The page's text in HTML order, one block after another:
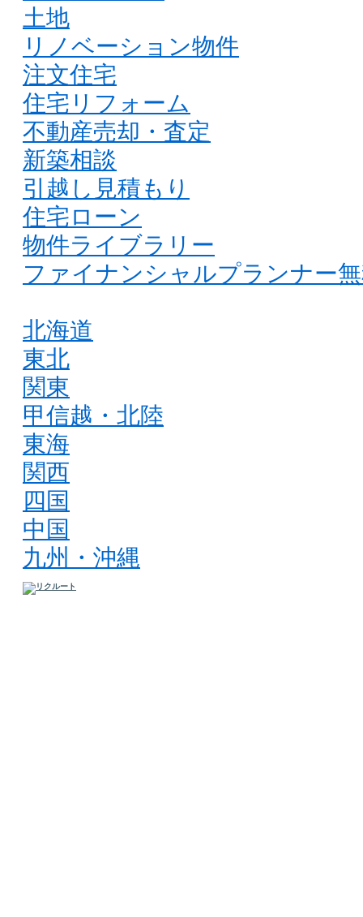
土地
リノベーション物件
注文住宅
住宅リフォーム
不動産売却・査定
新築相談
引越し見積もり
住宅ローン
物件ライブラリー
ファイナンシャルプランナー
北海道
東北
関東
甲信越・北陸
東海
関西
四国
中国
九州・沖縄